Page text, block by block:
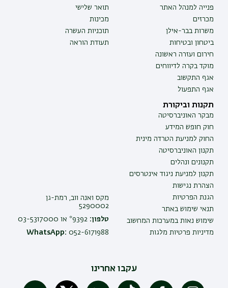
פנייה למנהל האתר
מכרזים
משרות בבר-אילן
ביטחון ובטיחות
חירום ועזרה ראשונה
מוקד בקרה לדיווחים
אגף התקשוב
אגף התפעול
תואר שלישי
מכינות
תוכניות העשרה
תעודת הוראה
תקנות וביקורת
מבקר האוניברסיטה
חוק חופש המידע
החוק למניעת הטרדה מינית
תקנון האוניברסיטה
תקנונים ונהלים
תקנון למניעת ניגוד אינטרסים
הצהרת נגישות
הגנת הפרטיות
תנאי שימוש באתר
שימוש נאות במערכות המחשוב
מדיניות פרטיות מלגות
מקס ואנה ווב, רמת-גן
5290002
טלפון:
WhatsApp: 052-6171988
עקבו אחרינו